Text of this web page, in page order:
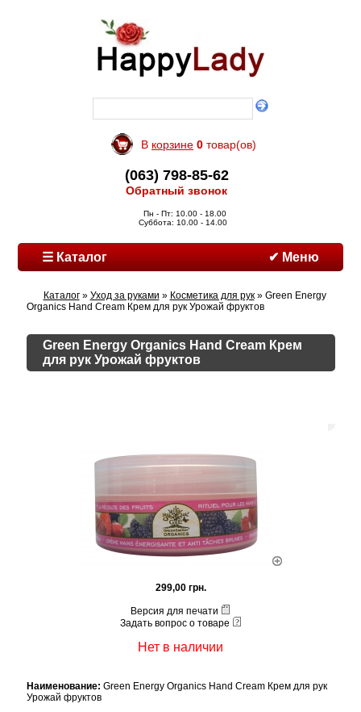
В корзине 0 товар(ов)
(063) 798-85-62
Обратный звонок
Пн - Пт: 10.00 - 18.00
Суббота: 10.00 - 14.00
☰ Каталог ✔ Меню
Каталог» Уход за руками » Косметика для рук» Green Energy
Organics Hand Cream Крем для рук Урожай фруктов
Green Energy Organics Hand Cream Крем
для рук Урожай фруктов
299,00 грн.
Версия для печати
Задать вопрос о товаре
Нет в наличии
Наименование: Green Energy Organics Hand Cream Крем для рук
Урожай фруктов